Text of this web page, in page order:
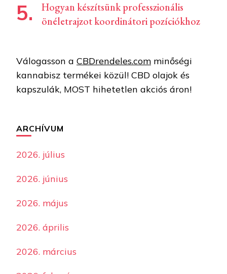
Hogyan készítsünk professzionális
önéletrajzot koordinátori pozíciókhoz
Válogasson a CBDrendeles.com minőségi
kannabisz termékei közül! CBD olajok és
kapszulák, MOST hihetetlen akciós áron!
ARCHÍVUM
2026. július
2026. június
2026. május
2026. április
2026. március